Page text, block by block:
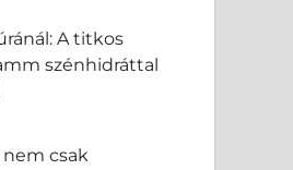
A titkos
szénhidráttal
nem csak